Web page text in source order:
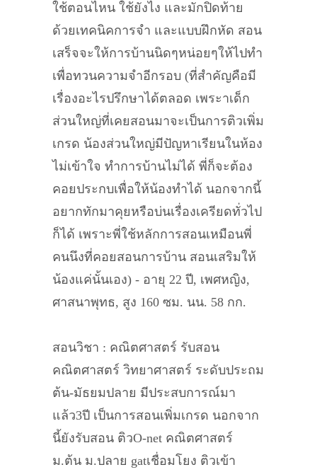
ใช้ตอนไหน ใช้ยังไง และมักปิดท้าย
ด้วยเทคนิคการจำ และแบบฝึกหัด สอน
เสร็จจะให้การบ้านนิดๆหน่อยๆให้ไปทำ
เพื่อทวนความจำอีกรอบ (ที่สำคัญคือมี
เรื่องอะไรปรึกษาได้ตลอด เพระาเด็ก
ส่วนใหญ่ที่เคยสอนมาจะเป็นการติวเพิ่ม
เกรด น้องส่วนใหญ่มีปัญหาเรียนในห้อง
ไม่เข้าใจ ทำการบ้านไม่ได้ พี่ก็จะต้อง
คอยประกบเพื่อให้น้องทำได้ นอกจากนี้
อยากทักมาคุยหรือบ่นเรื่องเครียดทั่วไป
ก็ได้ เพราะพี่ใช้หลักการสอนเหมือนพี่
คนนึงที่คอยสอนการบ้าน สอนเสริมให้
น้องแค่นั้นเอง) - อายุ 22 ปี, เพศหญิง,
ศาสนาพุทธ, สูง 160 ซม. นน. 58 กก.
สอนวิชา : คณิตศาสตร์ รับสอน
คณิตศาสตร์ วิทยาศาสตร์ ระดับประถม
ต้น-มัธยมปลาย มีประสบการณ์มา
แล้ว3ปี เป็นการสอนเพิ่มเกรด นอกจาก
นี้ยังรับสอน ติวO-net คณิตศาสตร์
ม.ต้น ม.ปลาย gatเชื่อมโยง ติวเข้า